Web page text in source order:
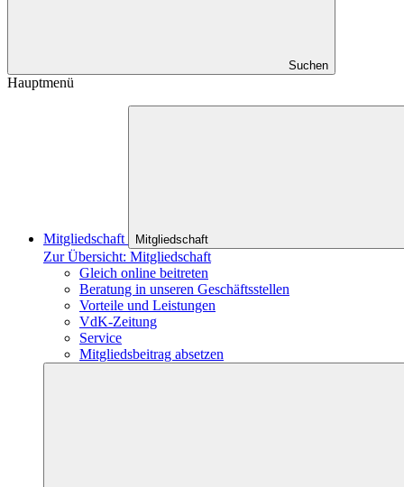
Suchen
Hauptmenü
Mitgliedschaft Mitgliedschaft
Zur Übersicht: Mitgliedschaft
Gleich online beitreten
Beratung in unseren Geschäftsstellen
Vorteile und Leistungen
VdK-Zeitung
Service
Mitgliedsbeitrag absetzen